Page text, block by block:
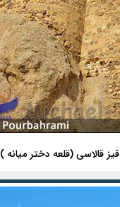
قیز قالاسی (قلعه دختر میانه )